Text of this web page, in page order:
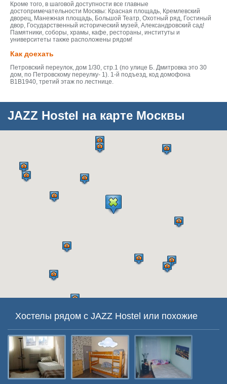
Кроме того, в шаговой доступности все главные
достопримечательности Москвы: Красная площадь, Кремлевский
дворец, Манежная площадь, Большой Театр, Охотный ряд, Гостиный
двор, Государственный исторический музей, Александровский сад!
Памятники, соборы, храмы, кафе, рестораны, институты и
университеты также расположены рядом!
Как доехать
Петровский переулок, дом 1/30, стр.1 (по улице Б. Дмитровка это 30
дом, по Петровскому переулку- 1). 1-й подъезд, код домофона
В1В1940, третий этаж по лестнице.
JAZZ Hostel на карте Москвы
Хостелы рядом с JAZZ Hostel или похожие